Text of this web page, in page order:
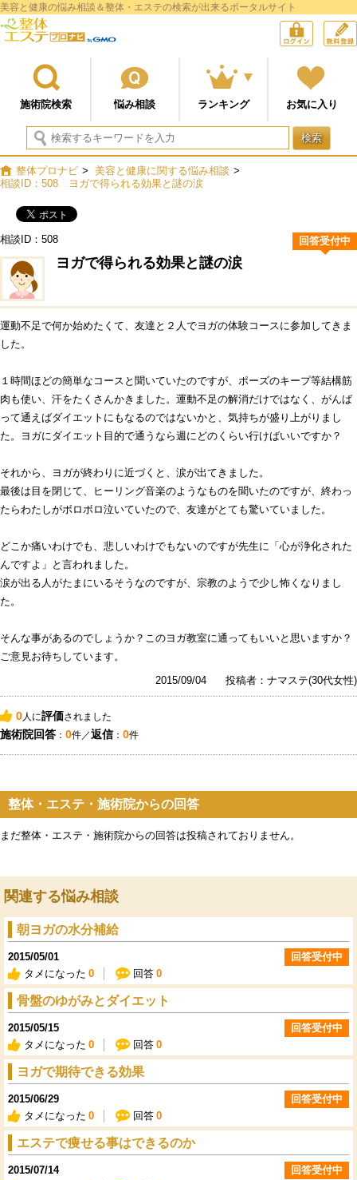
美容と健康の悩み相談＆整体・エステの検索が出来るポータルサイト
施術院検索 悩み相談 ランキング お気に入り
ログイン
検索
整体プロナビ > 美容と健康に関する悩み相談 >
相談ID：508 ヨガで得られる効果と謎の涙
ヨガで得られる効果と謎の涙
運動不足で何か始めたくて、友達と２人でヨガの体験コースに参加してきま
した。
１時間ほどの簡単なコースと聞いていたのですが、ポーズのキープ等結構筋
肉も使い、汗をたくさんかきました。運動不足の解消だけではなく、がんば
って通えばダイエットにもなるのではないかと、気持ちが盛り上がりまし
た。ヨガにダイエット目的で通うなら週にどのくらい行けばいいですか？
それから、ヨガが終わりに近づくと、涙が出てきました。
最後は目を閉じて、ヒーリング音楽のようなものを聞いたのですが、終わっ
たらわたしがボロボロ泣いていたので、友達がとても驚いていました。
どこか痛いわけでも、悲しいわけでもないのですが先生に「心が浄化された
んですよ」と言われました。
涙が出る人がたまにいるそうなのですが、宗教のようで少し怖くなりまし
た。
そんな事があるのでしょうか？このヨガ教室に通ってもいいと思いますか？
ご意見お待ちしています。
2015/09/04
投稿者：ナマステ(30代女性)
相談ID：508 回答受付中
0 人に評価されました
施術院回答 ： 0件／返信： 0件
整体・エステ・施術院からの回答
まだ整体・エステ・施術院からの回答は投稿されておりません。
関連する悩み相談
朝ヨガの水分補給
2015/05/01
タメになった 0 回答 0
回答受付中
骨盤のゆがみとダイエット
2015/05/15
タメになった 0 回答 0
回答受付中
ヨガで期待できる効果
2015/06/29
タメになった 0 回答 0
回答受付中
エステで痩せる事はできるのか
2015/07/14
回答受付中